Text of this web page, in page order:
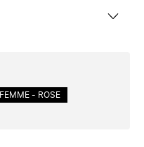
FEMME - ROSE